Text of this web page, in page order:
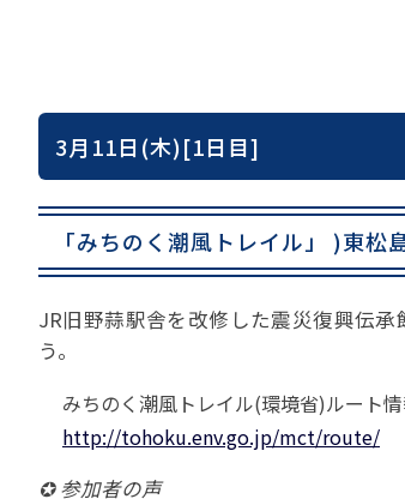
3月11日(木)[1日目]
「みちのく潮風トレイル」 )東
JR旧野蒜駅舎を改修した震災復興伝
う。
みちのく潮風トレイル(環境省)ルート
http://tohoku.env.go.jp/mct/route/
✪ 参加者の声